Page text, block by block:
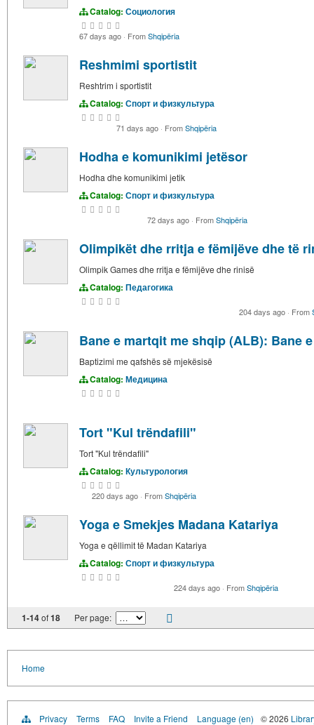
Catalog: Социология
67 days ago · FromShqipëria
Reshmimi sportistit
Reshtrim i sportistit
Catalog: Спорт и физкультура
71 days ago · FromShqipëria
Hodha e komunikimi jetësor
Hodha dhe komunikimi jetik
Catalog: Спорт и физкультура
72 days ago · FromShqipëria
Olimpikët dhe rritja e fëmijëve dhe të
Olimpik Games dhe rritja e fëmijëve dhe rinisë
Catalog: Педагогика
204 days ago · From
Bane e martqit me shqip (ALB): Bane
Baptizimi me qafshës së mjekësisë
Catalog: Медицина
Tort "Kul trëndafili"
Tort "Kul trëndafili"
Catalog: Культурология
220 days ago · FromShqipëria
Yoga e Smekjes Madana Katariya
Yoga e qëllimit të Madan Katariya
Catalog: Спорт и физкультура
224 days ago · FromShqipëria
1-14of18 Per page:
Home
Privacy Terms FAQ Invite a Friend Language (en) © 2026